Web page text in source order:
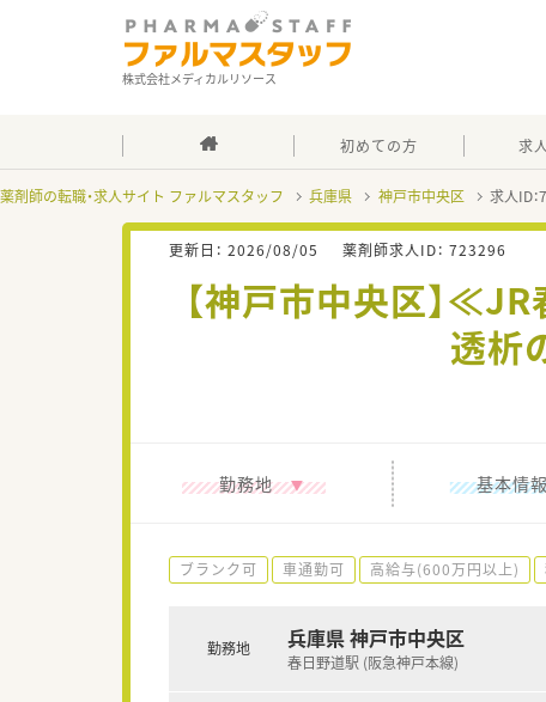
株式会社メディカルリソース
初めての方 求
薬剤師の転職・求人サイト ファルマスタッフ 兵庫県 神戸市中央区 求人ID
更新日： 2026/08/05 薬剤師求人ID： 723296
【神戸市中央区】
透析
勤務地 基本情
ブランク可 車通勤可 高給与(600万円以上)
勤務地 兵庫県 神戸市中央区
春日野道駅 (阪急神戸本線)